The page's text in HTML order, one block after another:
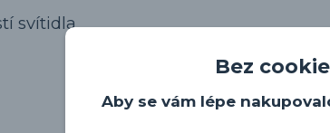
svítidla.
Bez
Aby se vám lépe